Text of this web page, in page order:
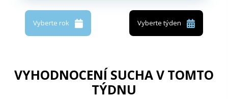
Vyberte rok Vyberte týden
VYHODNOCENÍ SUCHA V TOMTO
TÝDNU